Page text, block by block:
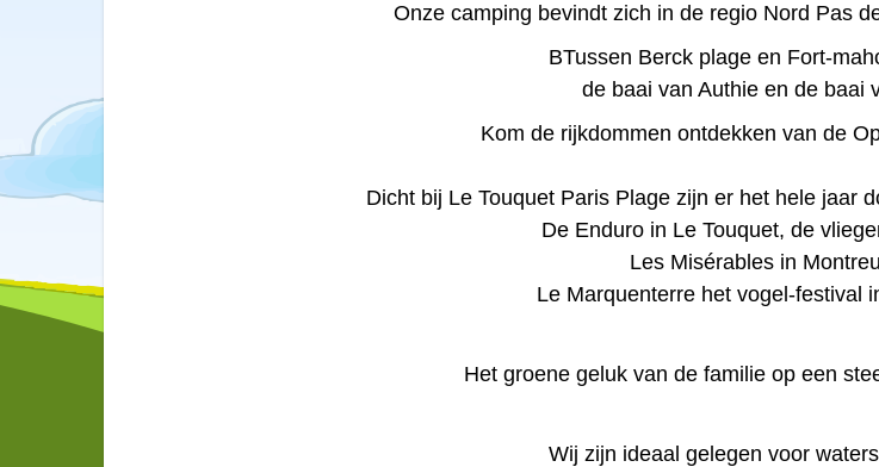
Onze camping bevindt zich in de regio Nord Pas
BTussen Berck plage en Fort-
de baai van Authie en de baai
Kom de rijkdommen ontdekken van de
Dicht bij Le Touquet Paris Plage zijn er het hele jaar
De Enduro in Le Touquet, de
Les Misérables in
Le Marquenterre het vogel-festival
Het groene geluk van de familie op een
Wij zijn ideaal gelegen voor